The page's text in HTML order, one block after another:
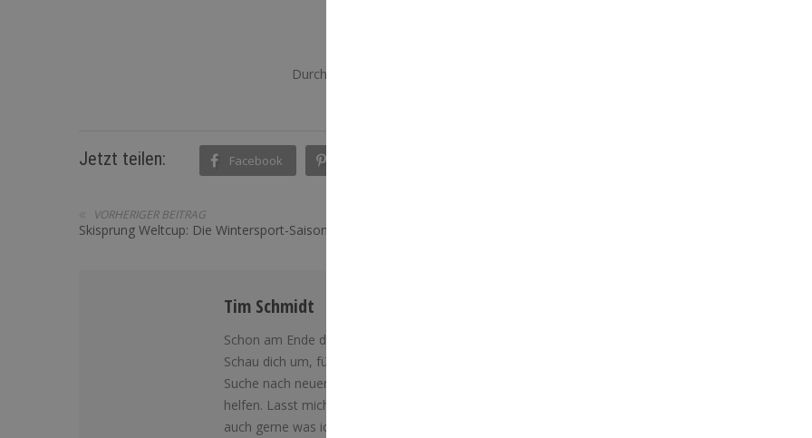
Durchschnittliche Bewertung
Jetzt teilen: Facebook
VORHERIGER BEITRAG
Skisprung Weltcup: Die Wintersport-Saison startet jetzt!
Tim Schmidt
Schon am Ende des Artikels angekommen? Macht gar nichts! Hier gibt's noch viel mehr zu sehen.
Schau dich um, fühl dich wie zuhause. Ich bin Tim, Redakteur dieses Magazins und immer auf der
Suche nach neuen Themen, die dich und euch interessieren könnten. Dabei könnt ihr mir gerne
helfen. Lasst mich über die Kommentarfunktion wissen, was euch interessiert oder bewegt. Aber
auch gerne was ich für euch testen soll, was euch stört oder ihr euch wünscht. Ich mache das hier